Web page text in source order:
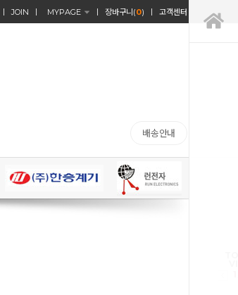
JOIN MYPAGE 장바구니(0) 고객센터
배송안내